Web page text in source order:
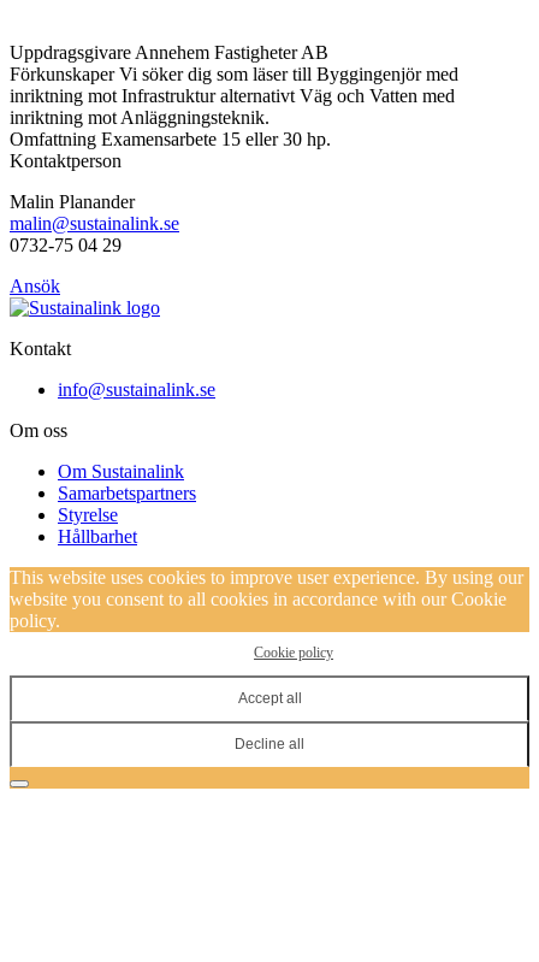
UppdragsgivareAnnehem Fastigheter AB
Förkunskaper Vi söker dig som läser till Byggingenjör med
inriktning mot Infrastruktur alternativt Väg och Vatten med
inriktning mot Anläggningsteknik.
Omfattning Examensarbete 15 eller 30 hp.
Kontaktperson
Malin Planander
malin@sustainalink.se
0732-75 04 29
Ansök
Kontakt
info@sustainalink.se
Om oss
Om Sustainalink
Samarbetspartners
Styrelse
Hållbarhet
This website uses cookies to improve user experience. By using our
website you consent to all cookies in accordance with our Cookie
policy.
Cookie policy
Accept all
Decline all